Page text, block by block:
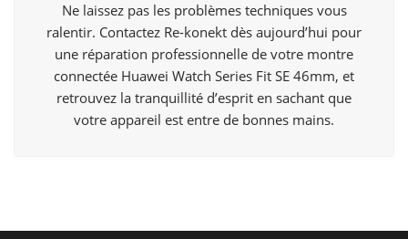
Ne laissez pas les problèmes techniques vous
ralentir. Contactez Re-konekt dès aujourd’hui pour
une réparation professionnelle de votre montre
connectée Huawei Watch Series Fit SE 46mm, et
retrouvez la tranquillité d’esprit en sachant que
votre appareil est entre de bonnes mains.